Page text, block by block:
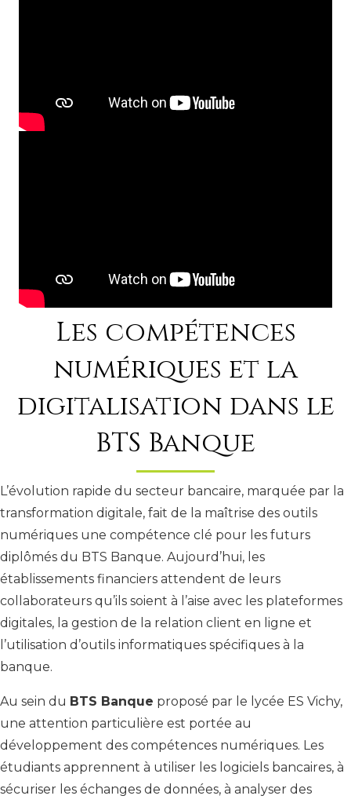
Les compétences
numériques et la
digitalisation dans le
BTS Banque
L’évolution rapide du secteur bancaire, marquée par la
transformation digitale, fait de la maîtrise des outils
numériques une compétence clé pour les futurs
diplômés du BTS Banque. Aujourd’hui, les
établissements financiers attendent de leurs
collaborateurs qu’ils soient à l’aise avec les plateformes
digitales, la gestion de la relation client en ligne et
l’utilisation d’outils informatiques spécifiques à la
banque.
Au sein du BTS Banque proposé par le lycée ES Vichy,
une attention particulière est portée au
développement des compétences numériques. Les
étudiants apprennent à utiliser les logiciels bancaires, à
sécuriser les échanges de données, à analyser des